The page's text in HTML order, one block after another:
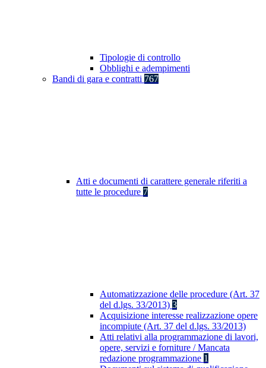
Tipologie di controllo
Obblighi e adempimenti
Bandi di gara e contratti 767
Atti e documenti di carattere generale riferiti a
tutte le procedure 7
Automatizzazione delle procedure (Art. 37
del d.lgs. 33/2013) 3
Acquisizione interesse realizzazione opere
incompiute (Art. 37 del d.lgs. 33/2013)
Atti relativi alla programmazione di lavori,
opere, servizi e forniture / Mancata
redazione programmazione 1